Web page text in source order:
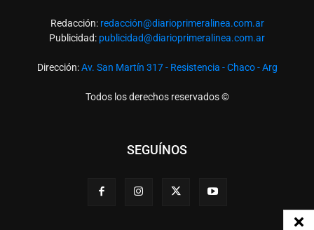
Redacción: redacción@diarioprimeralinea.com.ar
Publicidad: publicidad@diarioprimeralinea.com.ar
Dirección:Av. San Martín 317 - Resistencia - Chaco - Arg
Todos los derechos reservados ©
SEGUÍNOS